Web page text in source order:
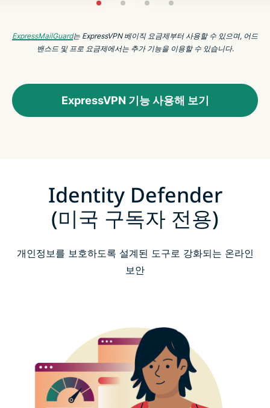
ExpressMailGuard는 ExpressVPN 베이직 요금제부터 사용할 수 있으며, 어드
밴스드 및 프로 요금제에서는 추가 기능을 이용할 수 있습니다.
ExpressVPN 기능 사용해 보기
Identity Defender
(미국 구독자 전용)
개인정보를 보호하도록 설계된 도구로 강화되는 온라인
보안